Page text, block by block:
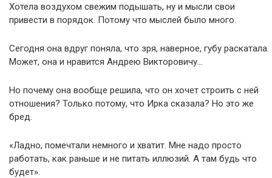
Хотела воздухом свежим подышать, ну и мысли свои
привести в порядок. Потому что мыслей было много.
Сегодня она вдруг поняла, что зря, наверное, губу раскатала.
Может, она и нравится Андрею Викторовичу…
Но почему она вообще решила, что он хочет строить с ней
отношения? Только потому, что Ирка сказала? Но это же
бред.
«Ладно, помечтали немного и хватит. Мне надо просто
работать, как раньше и не питать иллюзий. А там будь что
будет».